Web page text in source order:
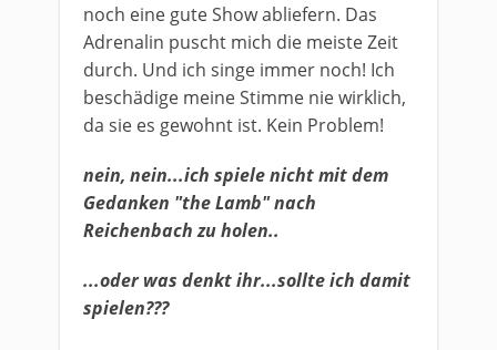
noch eine gute Show abliefern. Das
Adrenalin puscht mich die meiste Zeit
durch. Und ich singe immer noch! Ich
beschädige meine Stimme nie wirklich,
da sie es gewohnt ist. Kein Problem!
nein, nein...ich spiele nicht mit dem
Gedanken "the Lamb" nach
Reichenbach zu holen..
...oder was denkt ihr...sollte ich damit
spielen???